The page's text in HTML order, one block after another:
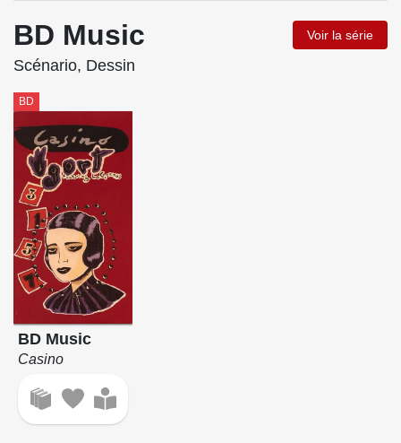
BD Music Voir la série
Scénario, Dessin
BD
BD Music
Casino